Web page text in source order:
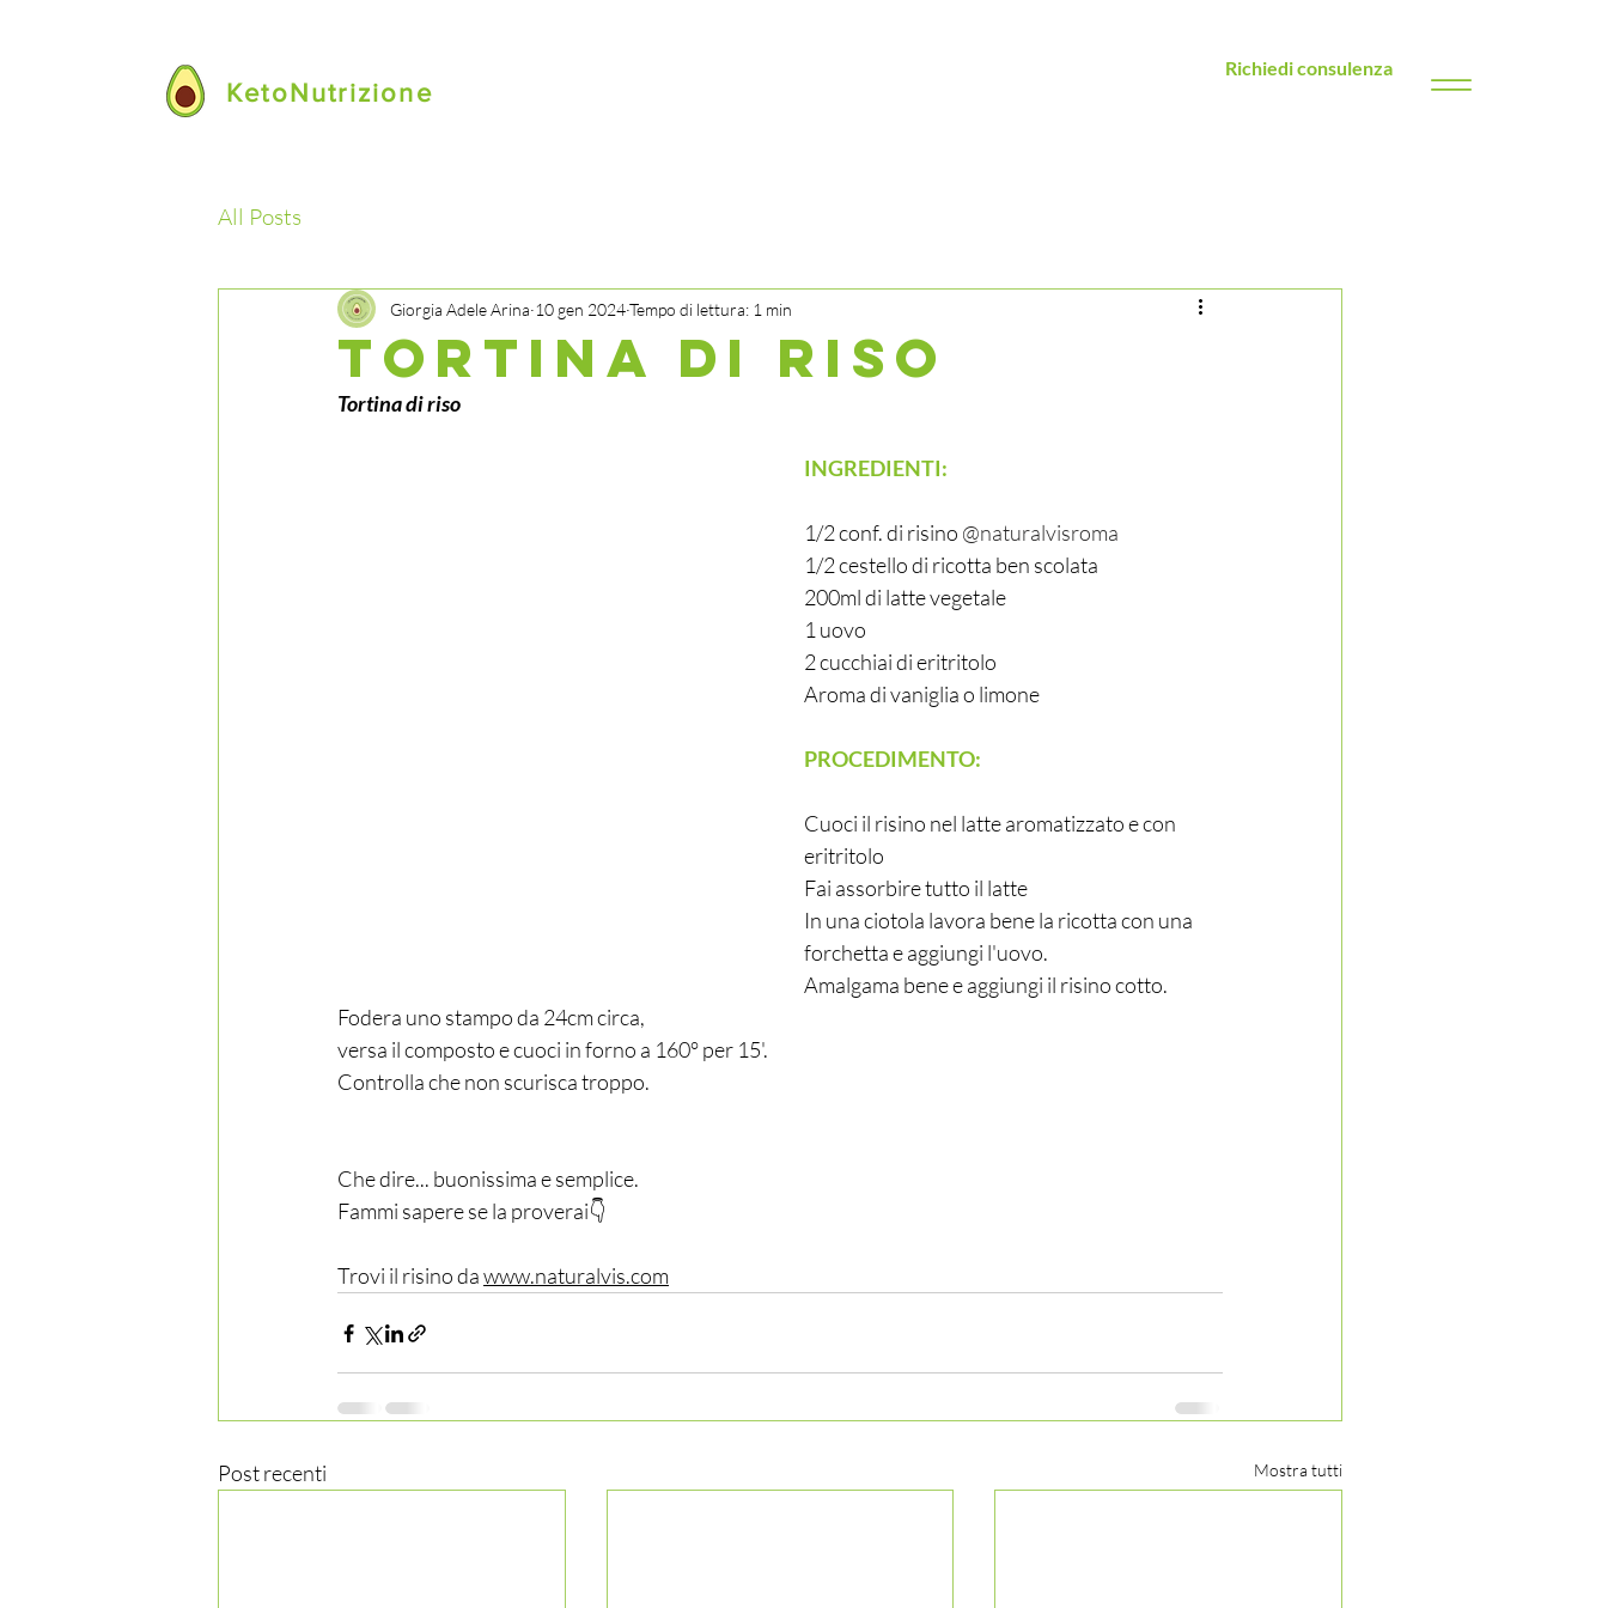
KetoNutrizione
Richiedi consulenza
All Posts
TORTINA DI RISO
Giorgia Adele Arina 10 gen 2024Tempo di lettura: 1 min
Tortina di riso
INGREDIENTI:
1/2 conf. di risino @naturalvisroma
1/2 cestello di ricotta ben scolata
200ml di latte vegetale
1 uovo
2 cucchiai di eritritolo
Aroma di vaniglia o limone
PROCEDIMENTO:
Cuoci il risino nel latte aromatizzato e con
eritritolo
Fai assorbire tutto il latte
In una ciotola lavora bene la ricotta con una
forchetta e aggiungi l'uovo.
Amalgama bene e aggiungi il risino cotto.
Fodera uno stampo da 24cm circa,
versa il composto e cuoci in forno a 160° per 15'.
Controlla che non scurisca troppo.
Che dire... buonissima e semplice.
Fammi sapere se la proverai👇
Trovi il risino da www.naturalvis.com
Post recenti Mostra tutti